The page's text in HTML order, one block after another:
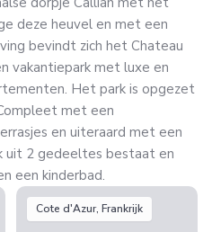
deze heuvel en met een
bevindt zich het Chateau
vakantiepark met luxe en
Het park is opgezet
met een
en uiteraard met een
uit 2 gedeeltes bestaat en
een kinderbad.
Cote d'Azur, Frankrijk